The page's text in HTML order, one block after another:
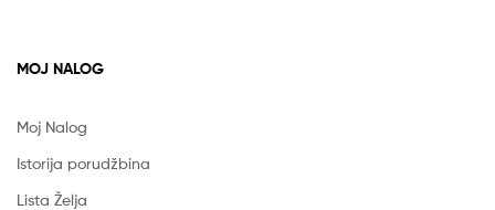
MOJ NALOG
Moj Nalog
Istorija porudžbina
Lista Želja